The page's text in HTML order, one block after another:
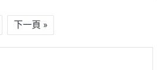
下一頁 »